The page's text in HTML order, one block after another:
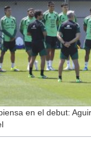
en el debut: